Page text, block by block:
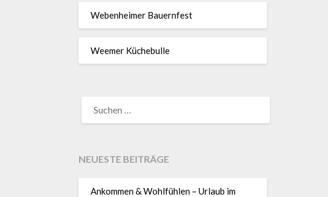
Webenheimer Bauernfest
Weemer Küchebulle
NACH:
NEUESTE BEITRÄGE
Ankommen & Wohlfühlen – Urlaub im